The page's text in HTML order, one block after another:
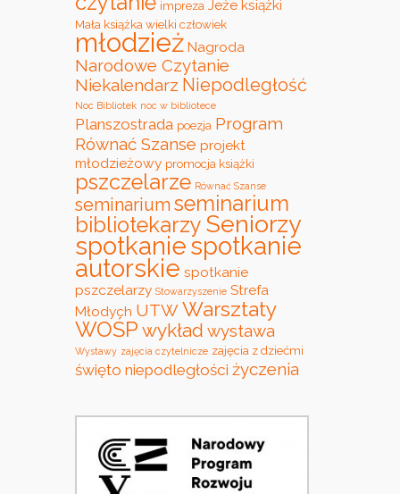
impreza Jeże książki
Mała książka wielki człowiek
młodzież Nagroda
Narodowe Czytanie
Niekalendarz Niepodległość
Noc Bibliotek noc w bibliotece
Planszostrada poezja Program
Równać Szanse projekt
młodzieżowy promocja książki
pszczelarze Równać Szanse
seminarium seminarium
bibliotekarzy Seniorzy
spotkaniespotkanie
autorskie spotkanie
pszczelarzy Stowarzyszenie Strefa
Młodych UTW Warsztaty
WOŚP wykład wystawa
Wystawy zajęcia czytelnicze zajęcia z dziećmi
święto niepodległości życzenia